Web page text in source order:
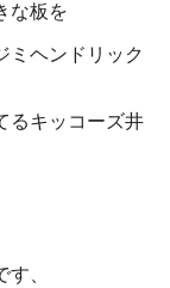
な板を
ミヘンドリック
るキッコーズ井
、